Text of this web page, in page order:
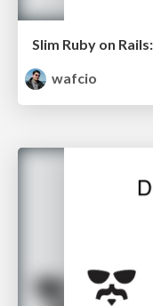
Slim Ruby on
wafcio